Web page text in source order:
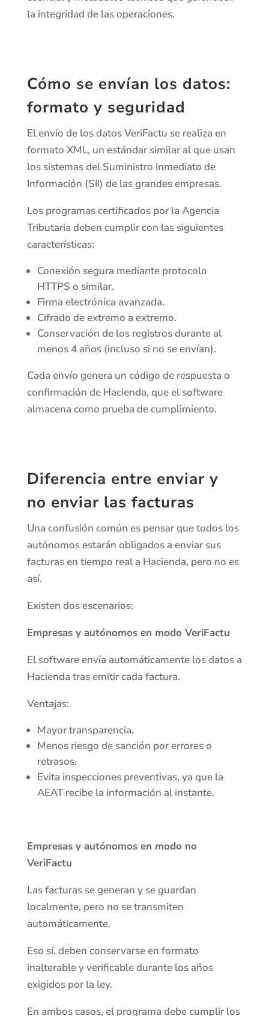
la integridad de las operaciones.
Cómo se envían los datos:
formato y seguridad
El envío de los datos VeriFactu se realiza en
formato XML, un estándar similar al que usan
los sistemas del Suministro Inmediato de
Información (SII) de las grandes empresas.
Los programas certificados por la Agencia
Tributaria deben cumplir con las siguientes
características:
Conexión segura mediante protocolo
HTTPS o similar.
Firma electrónica avanzada.
Cifrado de extremo a extremo.
Conservación de los registros durante al
menos 4 años (incluso si no se envían).
Cada envío genera un código de respuesta o
confirmación de Hacienda, que el software
almacena como prueba de cumplimiento.
Diferencia entre enviar y
no enviar las facturas
Una confusión común es pensar que todos los
autónomos estarán obligados a enviar sus
facturas en tiempo real a Hacienda, pero no es
así.
Existen dos escenarios:
Empresas y autónomos en modo VeriFactu
El software envía automáticamente los datos a
Hacienda tras emitir cada factura.
Ventajas:
Mayor transparencia.
Menos riesgo de sanción por errores o
retrasos.
Evita inspecciones preventivas, ya que la
AEAT recibe la información al instante.
Empresas y autónomos en modo no
VeriFactu
Las facturas se generan y se guardan
localmente, pero no se transmiten
automáticamente.
Eso sí, deben conservarse en formato
inalterable y verificable durante los años
exigidos por la ley.
En ambos casos, el programa debe cumplir los